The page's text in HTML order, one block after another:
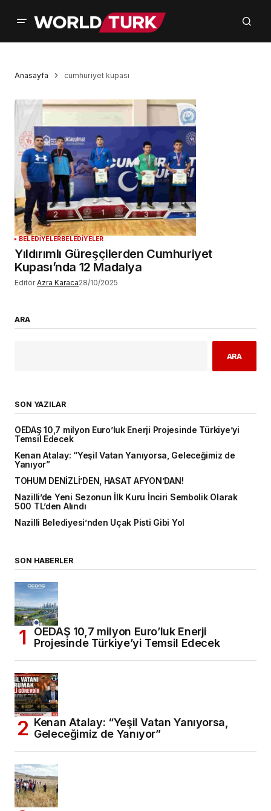
Anasayfa cumhuriyet kupası
BELEDİYELERBELEDİYELER
Yıldırımlı Güreşçilerden Cumhuriyet
Kupası’nda 12 Madalya
Editör Azra Karaca28/10/2025
ARA
ARA
SON YAZILAR
OEDAŞ 10,7 milyon Euro’luk Enerji Projesinde Türkiye’yi
Temsil Edecek
Kenan Atalay: “Yeşil Vatan Yanıyorsa, Geleceğimiz de
Yanıyor”
TOHUM DENİZLİ’DEN, HASAT AFYON’DAN!
Nazilli’de Yeni Sezonun İlk Kuru İnciri Sembolik Olarak
500 TL’den Alındı
Nazilli Belediyesi’nden Uçak Pisti Gibi Yol
SON HABERLER
OEDAŞ 10,7 milyon Euro’luk Enerji
Projesinde Türkiye’yi Temsil Edecek
Kenan Atalay: “Yeşil Vatan Yanıyorsa,
Geleceğimiz de Yanıyor”